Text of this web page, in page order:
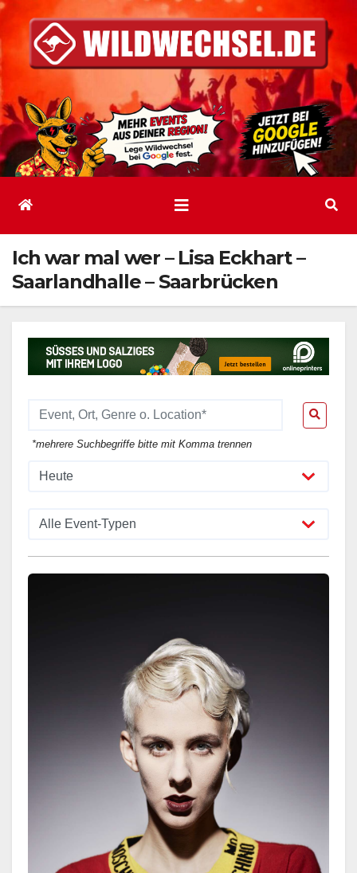
Inhalt
springen
Ich war mal wer – Lisa Eckhart –
Saarlandhalle – Saarbrücken
*mehrere Suchbegriffe bitte mit Komma trennen